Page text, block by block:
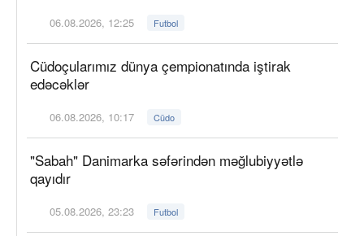
06.08.2026, 12:25 Futbol
Cüdoçularımız dünya çempionatında iştirak
edəcəklər
06.08.2026, 10:17 Cüdo
"Sabah" Danimarka səfərindən məğlubiyyətlə
qayıdır
05.08.2026, 23:23 Futbol